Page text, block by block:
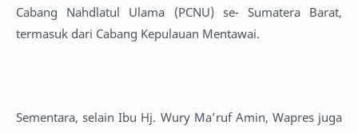
Cabang Nahdlatul Ulama (PCNU) se- Sumatera Barat,
termasuk dari Cabang Kepulauan Mentawai.
Sementara, selain Ibu Hj. Wury Ma’ruf Amin, Wapres juga